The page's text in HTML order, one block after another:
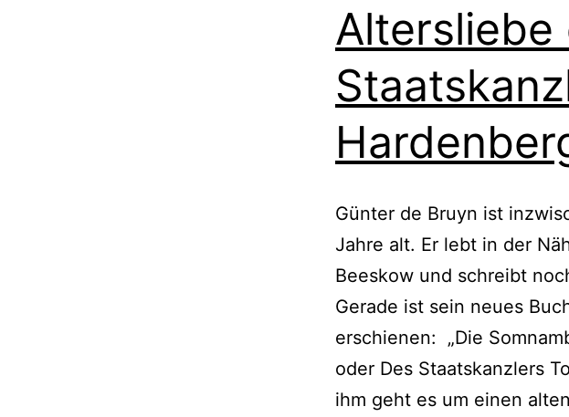
Altersliebe
Günter de Bruyn ist
Jahre alt. Er lebt in der
Beeskow und schreibt
Gerade ist sein neues
erschienen: „Die
oder Des Staatskanzlers
ihm geht es um einen